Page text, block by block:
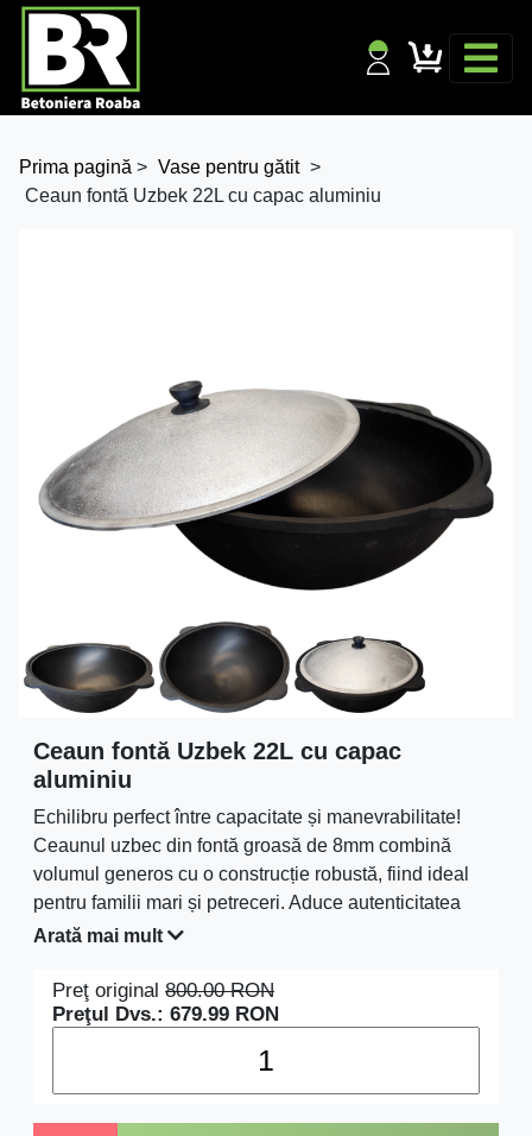
Prima pagină > Vase pentru gătit >
Ceaun fontă Uzbek 22L cu capac aluminiu
Ceaun fontă Uzbek 22L cu capac
aluminiu
Echilibru perfect între capacitate și manevrabilitate!
Ceaunul uzbec din fontă groasă de 8mm combină
volumul generos cu o construcție robustă, fiind ideal
pentru familii mari și petreceri. Aduce autenticitatea
bucătăriei orientale direct pe masa dvs.
Arată mai mult
Preţ original 800.00RON
Preţul Dvs.: 679.99 RON